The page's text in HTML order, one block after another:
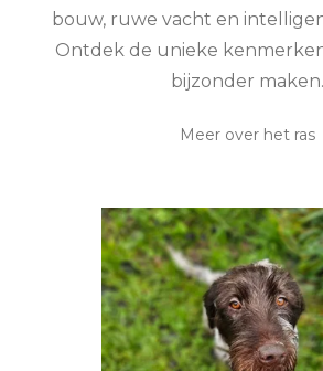
bouw, ruwe vacht en
Ontdek de unieke
bijzonder maken.
Meer over het ras